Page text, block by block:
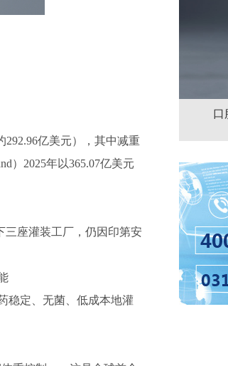
口
292.96亿美元），其中减重
）2025年以365.07亿美元
三座灌装工厂，仍因印第安
稳定、无菌、低成本地灌